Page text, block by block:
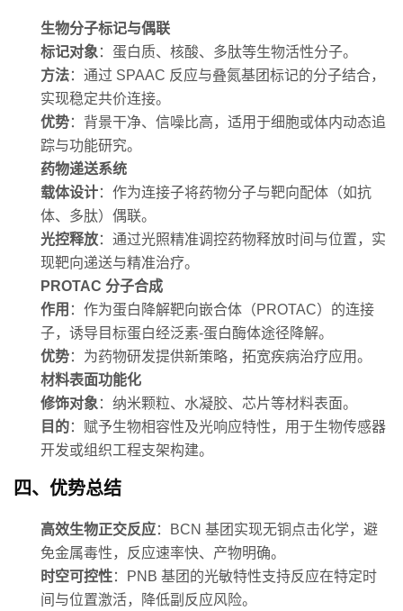
生物分子标记与偶联
标记对象 ：蛋白质、核酸、多肽等生物活性分子。
方法：通过 SPAAC 反应与叠氮基团标记的分子结合，
实现稳定共价连接。
优势：背景干净、信噪比高，适用于细胞或体内动态追
踪与功能研究。
药物递送系统
载体设计：作为连接子将药物分子与靶向配体（如抗
体、多肽）偶联。
光控释放：通过光照精准调控药物释放时间与位置，实
现靶向递送与精准治疗。
PROTAC 分子合成
作用 ：作为蛋白降解靶向嵌合体（PROTAC）的连接
子，诱导目标蛋白经泛素-蛋白酶体途径降解。
优势：为药物研发提供新策略，拓宽疾病治疗应用。
材料表面功能化
修饰对象 ：纳米颗粒、水凝胶、芯片等材料表面。
目的：赋予生物相容性及光响应特性，用于生物传感器
开发或组织工程支架构建。
四、优势总结
高效生物正交反应：BCN 基团实现无铜点击化学，避
免金属毒性，反应速率快、产物明确。
时空可控性：PNB 基团的光敏特性支持反应在特定时
间与位置激活，降低副反应风险。